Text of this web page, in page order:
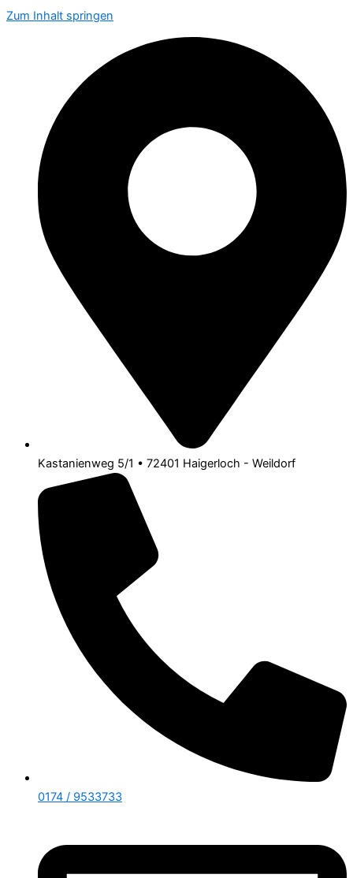
Zum Inhalt springen
Kastanienweg 5/1 • 72401 Haigerloch - Weildorf
0174 / 9533733